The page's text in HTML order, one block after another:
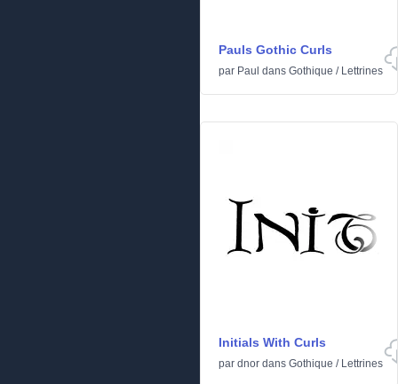
Pauls Gothic Curls
par Paul dans Gothique / Lettrines
Initials With Curls
par dnor dans Gothique / Lettrines